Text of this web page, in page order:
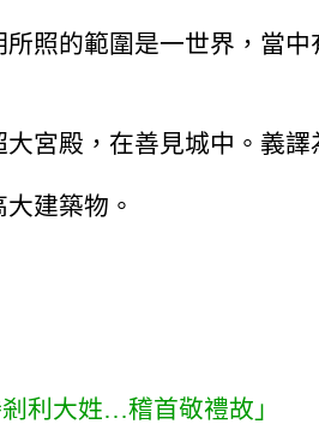
照的範圍是一世界，當
宮殿，在善見城中。義
建築物。
利大姓…稽首敬禮故」